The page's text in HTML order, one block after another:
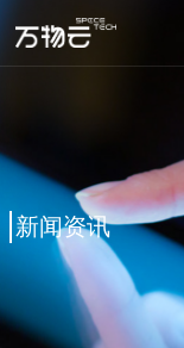
新闻资讯